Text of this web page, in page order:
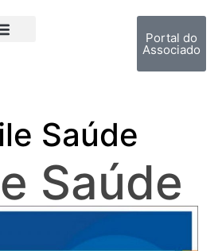
Portal do
Associado
Saúde
Saúde